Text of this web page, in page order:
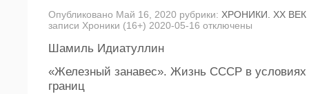
Опубликовано Май 16, 2020 рубрики: ХРОНИКИ. ХХ ВЕК
записи Хроники (16+) 2020-05-16 отключены
Шамиль Идиатуллин
«Железный занавес». Жизнь СССР в условиях
границ